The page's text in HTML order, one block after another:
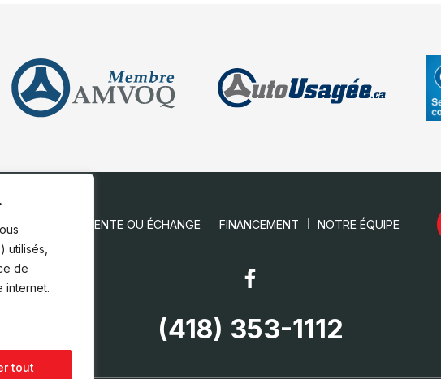
utilisés,
de
internet.
tout
INVENTAIRE VENTE OU ÉCHANGE FINANCEMENT NOTRE ÉQUIPE
(418) 353-1112